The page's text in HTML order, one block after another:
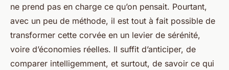
ne prend pas en charge ce qu’on pensait. Pourtant,
avec un peu de méthode, il est tout à fait possible de
transformer cette corvée en un levier de sérénité,
voire d’économies réelles. Il suffit d’anticiper, de
comparer intelligemment, et surtout, de savoir ce qui